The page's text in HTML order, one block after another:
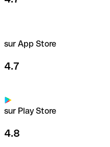
sur App Store
4.7
sur Play Store
4.8